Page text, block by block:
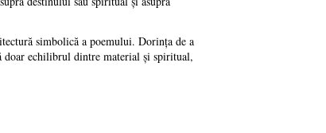
simbolică a poemului. Dorința de a
doar echilibrul dintre material și spiritual,